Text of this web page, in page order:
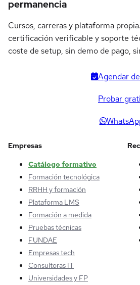
permanencia
Cursos, carreras y plataforma
certificación verificable y soporte
coste de setup, sin demo de pago,
Agendar
Probar
Empresas
Catálogo formativo
Formación tecnológica
RRHH y formación
Plataforma LMS
Formación a medida
Pruebas técnicas
FUNDAE
Empresas tech
Consultoras IT
Universidades y FP